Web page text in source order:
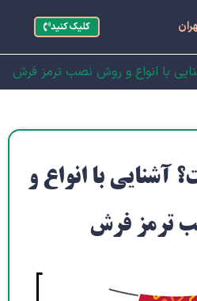
کلیک کنید
با انواع و روش نصب ترمز فرش
آشنایی با انواع و
ترمز فرش